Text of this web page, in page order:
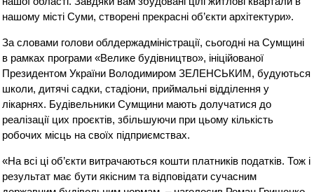
нашому місті Суми, створені прекрасні об’єкти архітектури».
За словами голови облдержадміністрації, сьогодні на Сумщині
в рамках програми «Велике будівництво», ініційованої
Президентом України Володимиром ЗЕЛЕНСЬКИМ, будуються
школи, дитячі садки, стадіони, приймальні відділення у
лікарнях. Будівельники Сумщини мають долучатися до
реалізації цих проєктів, збільшуючи при цьому кількість
робочих місць на своїх підприємствах.
«На всі ці об’єкти витрачаються кошти платників податків. Тож і
результат має бути якісним та відповідати сучасним